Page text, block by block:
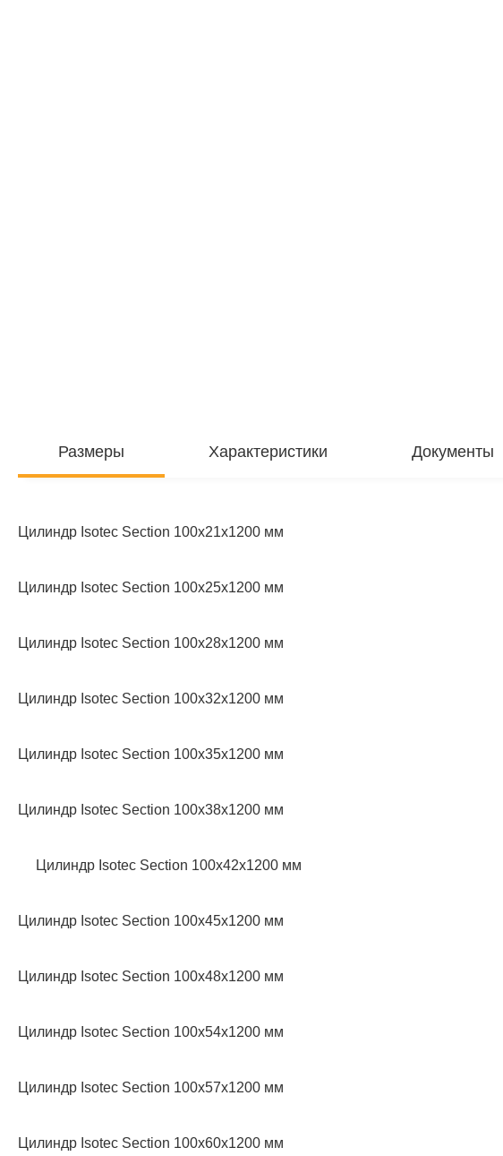
Размеры Характеристики Документы
Цилиндр Isotec Section 100x21x1200 мм
Цилиндр Isotec Section 100x25x1200 мм
Цилиндр Isotec Section 100x28x1200 мм
Цилиндр Isotec Section 100x32x1200 мм
Цилиндр Isotec Section 100x35x1200 мм
Цилиндр Isotec Section 100x38x1200 мм
Цилиндр Isotec Section 100x42x1200 мм
Цилиндр Isotec Section 100x45x1200 мм
Цилиндр Isotec Section 100x48x1200 мм
Цилиндр Isotec Section 100x54x1200 мм
Цилиндр Isotec Section 100x57x1200 мм
Цилиндр Isotec Section 100x60x1200 мм